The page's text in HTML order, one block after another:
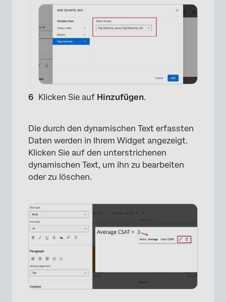
×
Klicken Sie auf Hinzufügen.
Die durch den dynamischen Text erfassten
Daten werden in Ihrem Widget angezeigt.
Klicken Sie auf den unterstrichenen
dynamischen Text, um ihn zu bearbeiten
oder zu löschen.